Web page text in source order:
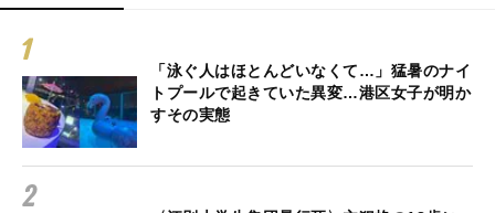
「泳ぐ人はほとんどいなくて…」猛暑のナイ
トプールで起きていた異変…港区女子が明か
すその実態